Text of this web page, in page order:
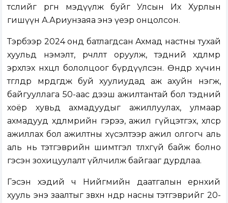
төслийг өргөн мэдүүлж буйг Улсын Их Хурлын
гишүүн А.Ариунзаяа энэ үеэр онцолсон.
Тэрбээр 2024 онд батлагдсан Ахмад настны тухай
хуульд нэмэлт, өөрчлөлт оруулж, тэдний хөдөлмөр
эрхлэх нөхцөл бололцоог бүрдүүлсэн. Өнөөдөр хүчин
төгөлдөр мөрдөгдөж буй хуулиудад аж ахуйн нэгж,
байгууллага 50-аас дээш ажилтантай бол тэдний
хоёр хувьд ахмадуудыг ажиллуулах, улмаар
ахмадууд хөдөлмөрийн гэрээ, ажил гүйцэтгэх, хөлсөөр
ажиллах бол ажилтны хүсэлтээр ажил олгогч аль
аль нь тэтгэврийн шимтгэл төлөхгүй байж болно
гэсэн зохицуулалт үйлчилж байгааг дурдлаа.
Гэсэн хэдий ч Нийгмийн даатгалын ерөнхий
хууль энэ заалтыг зөвхөн өндөр насны тэтгэврийг 20-